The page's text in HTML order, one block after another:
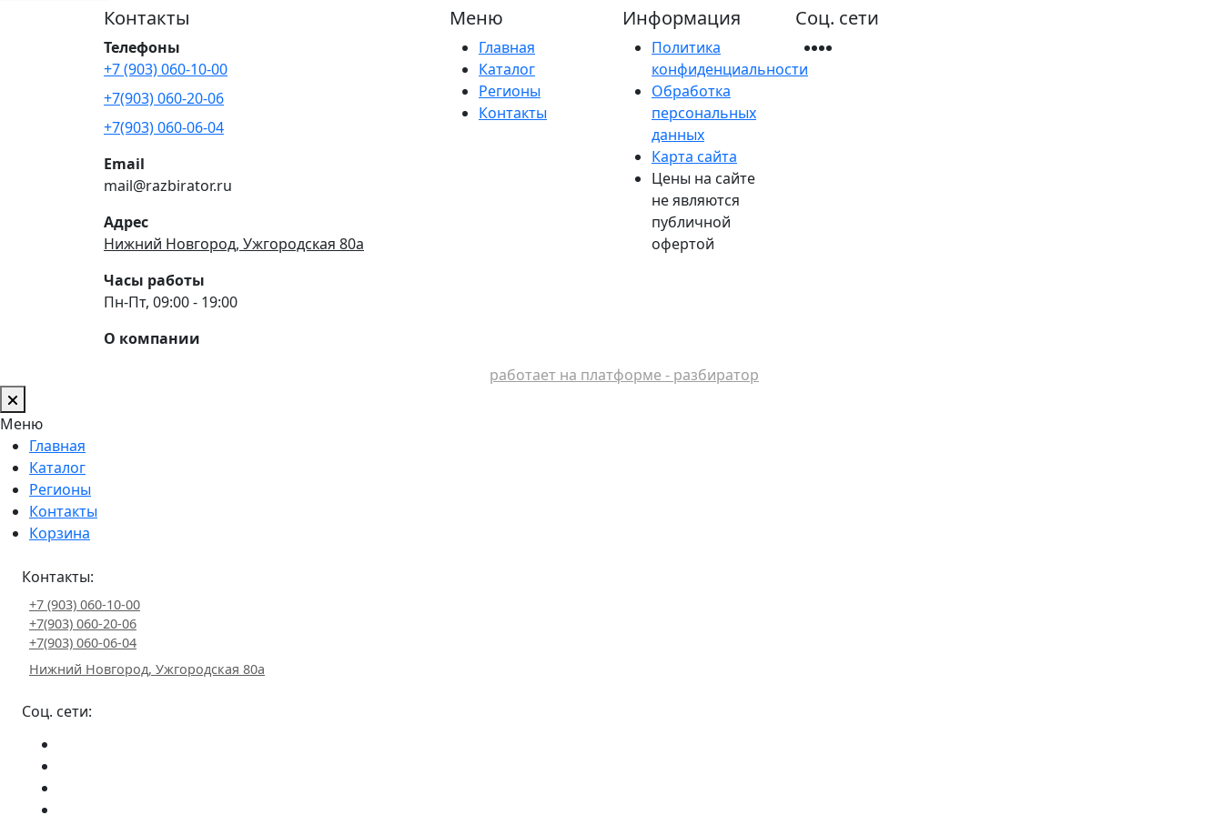
Контакты
Телефоны
+7 (903) 060-10-00
+7(903) 060-20-06
+7(903) 060-06-04
Email
mail@razbirator.ru
Адрес
Нижний Новгород, Ужгородская 80а
Часы работы
Пн-Пт, 09:00 - 19:00
О компании
Меню
Главная
Каталог
Регионы
Контакты
Информация
Политика
конфиденциальности
Обработка
персональных
данных
Карта сайта
Цены на сайте
не являются
публичной
офертой
Соц. сети
работает на платформе - разбиратор
Меню
Главная
Каталог
Регионы
Контакты
Корзина
Контакты:
+7 (903) 060-10-00
+7(903) 060-20-06
+7(903) 060-06-04
Нижний Новгород, Ужгородская 80а
Соц. сети: